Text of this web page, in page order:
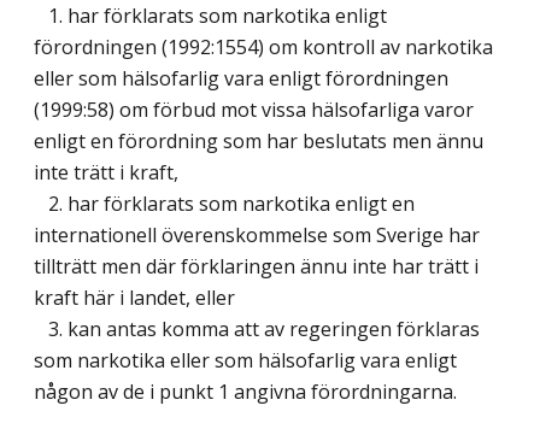
1. har förklarats som narkotika enligt
förordningen (1992:1554) om kontroll av narkotika
eller som hälsofarlig vara enligt förordningen
(1999:58) om förbud mot vissa hälsofarliga varor
enligt en förordning som har beslutats men ännu
inte trätt i kraft,
2. har förklarats som narkotika enligt en
internationell överenskommelse som Sverige har
tillträtt men där förklaringen ännu inte har trätt i
kraft här i landet, eller
3. kan antas komma att av regeringen förklaras
som narkotika eller som hälsofarlig vara enligt
någon av de i punkt 1 angivna förordningarna.